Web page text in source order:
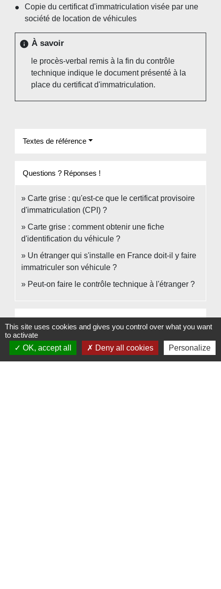
Copie du certificat d'immatriculation visée par une
société de location de véhicules
info À savoir
le procès-verbal remis à la fin du contrôle
technique indique le document présenté à la
place du certificat d'immatriculation.
Textes de référence
Questions ? Réponses !
Carte grise : qu'est-ce que le certificat provisoire
d'immatriculation (CPI) ?
Carte grise : comment obtenir une fiche
d'identification du véhicule ?
Un étranger qui s'installe en France doit-il y faire
immatriculer son véhicule ?
Peut-on faire le contrôle technique à l'étranger ?
Carte grise (certificat d'immatriculation)
Transports - Mobilité
This site uses cookies and gives you control over what you want
to activate
OK, accept all
Deny all cookies Personalize